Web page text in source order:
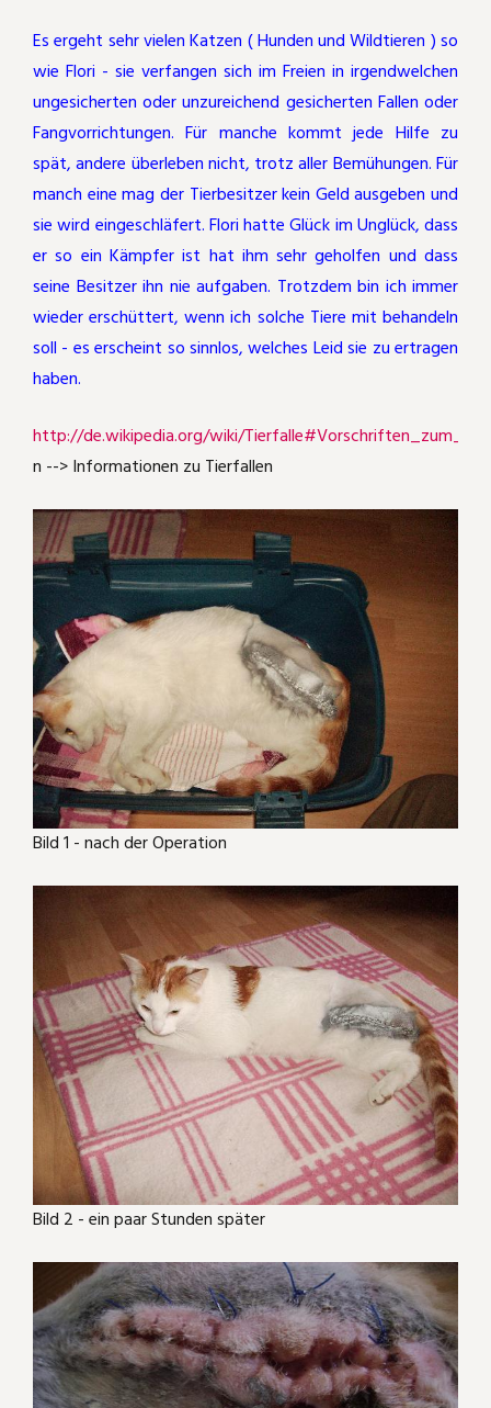
Es ergeht sehr vielen Katzen ( Hunden und Wildtieren ) so
wie Flori - sie verfangen sich im Freien in irgendwelchen
ungesicherten oder unzureichend gesicherten Fallen oder
Fangvorrichtungen. Für manche kommt jede Hilfe zu
spät, andere überleben nicht, trotz aller Bemühungen. Für
manch eine mag der Tierbesitzer kein Geld ausgeben und
sie wird eingeschläfert. Flori hatte Glück im Unglück, dass
er so ein Kämpfer ist hat ihm sehr geholfen und dass
seine Besitzer ihn nie aufgaben. Trotzdem bin ich immer
wieder erschüttert, wenn ich solche Tiere mit behandeln
soll - es erscheint so sinnlos, welches Leid sie zu ertragen
haben.
http://de.wikipedia.org/wiki/
n --> Informationen zu Tierfallen
Bild 1 - nach der Operation
Bild 2 - ein paar Stunden später